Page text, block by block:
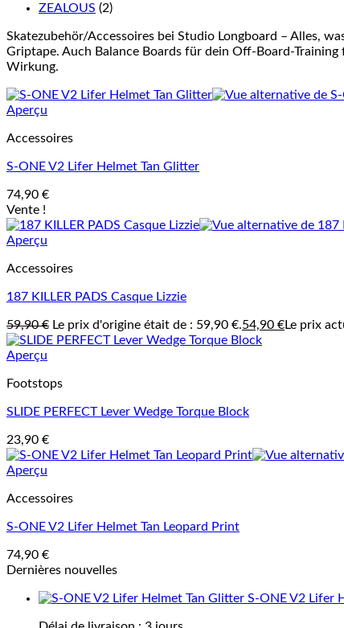
ZEALOUS (2)
Skatezubehör/Accessoires bei Studio Longboard – Alles,
Griptape. Auch Balance Boards für dein Off-Board-
Wirkung.
Aperçu
Accessoires
S-ONE V2 Lifer Helmet Tan Glitter
74,90 €
Vente !
Aperçu
Accessoires
187 KILLER PADS Casque Lizzie
59,90€ Le prix d'origine était de : 59,90 €.54,90 €Le prix
Aperçu
Footstops
SLIDE PERFECT Lever Wedge Torque Block
23,90 €
Aperçu
Accessoires
S-ONE V2 Lifer Helmet Tan Leopard Print
74,90 €
Dernières nouvelles
S-ONE V2 Lifer